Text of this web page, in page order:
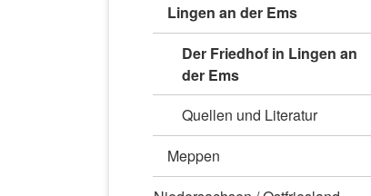
Lingen an der Ems
Der Friedhof in Lingen an
der Ems
Quellen und Literatur
Meppen